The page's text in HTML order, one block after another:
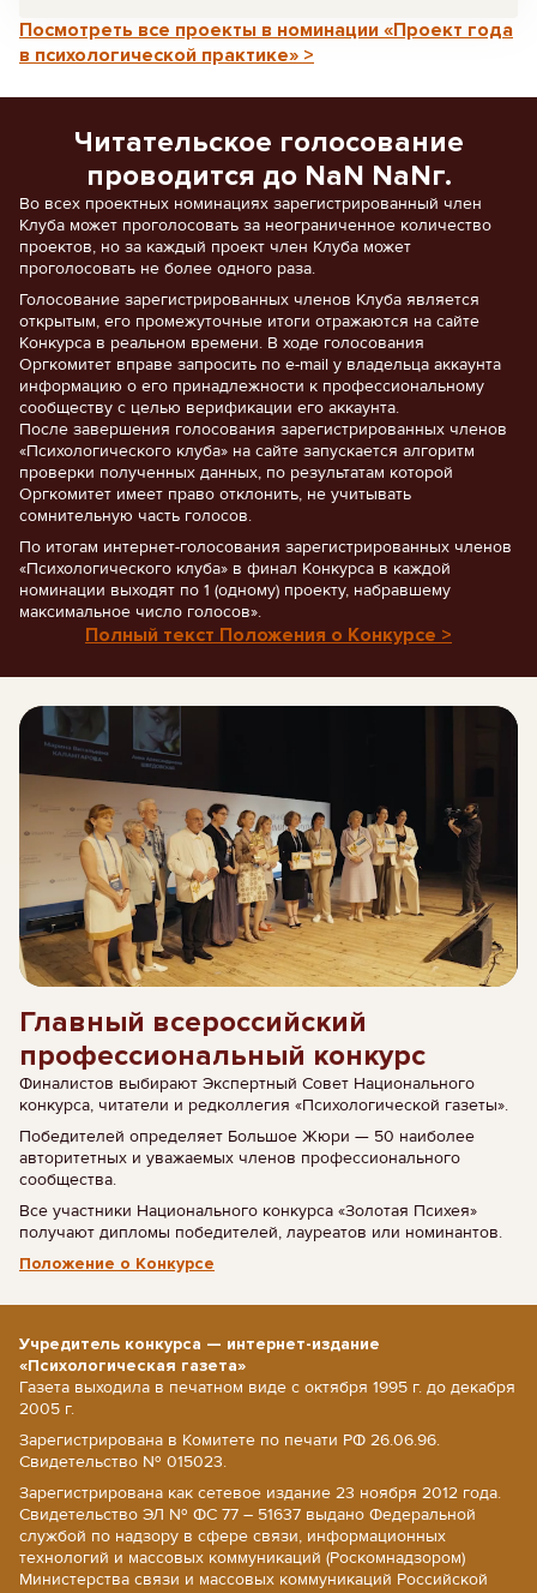
Посмотреть все проекты в номинации «Проект года
в психологической практике» >
Читательское голосование
проводится до NaN NaNг.
Во всех проектных номинациях зарегистрированный член
Клуба может проголосовать за неограниченное количество
проектов, но за каждый проект член Клуба может
проголосовать не более одного раза.
Голосование зарегистрированных членов Клуба является
открытым, его промежуточные итоги отражаются на сайте
Конкурса в реальном времени. В ходе голосования
Оргкомитет вправе запросить по e-mail у владельца аккаунта
информацию о его принадлежности к профессиональному
сообществу с целью верификации его аккаунта.
После завершения голосования зарегистрированных членов
«Психологического клуба» на сайте запускается алгоритм
проверки полученных данных, по результатам которой
Оргкомитет имеет право отклонить, не учитывать
сомнительную часть голосов.
По итогам интернет-голосования зарегистрированных членов
«Психологического клуба» в финал Конкурса в каждой
номинации выходят по 1 (одному) проекту, набравшему
максимальное число голосов».
Полный текст Положения о Конкурсе >
Главный всероссийский
профессиональный конкурс
Финалистов выбирают Экспертный Совет Национального
конкурса, читатели и редколлегия «Психологической газеты».
Победителей определяет Большое Жюри — 50 наиболее
авторитетных и уважаемых членов профессионального
сообщества.
Все участники Национального конкурса «Золотая Психея»
получают дипломы победителей, лауреатов или номинантов.
Положение о Конкурсе
Учредитель конкурса — интернет-издание
«Психологическая газета»
Газета выходила в печатном виде с октября 1995 г. до декабря
2005 г.
Зарегистрирована в Комитете по печати РФ 26.06.96.
Свидетельство № 015023.
Зарегистрирована как сетевое издание 23 ноября 2012 года.
Свидетельство ЭЛ № ФС 77 – 51637 выдано Федеральной
службой по надзору в сфере связи, информационных
технологий и массовых коммуникаций (Роскомнадзором)
Министерства связи и массовых коммуникаций Российской